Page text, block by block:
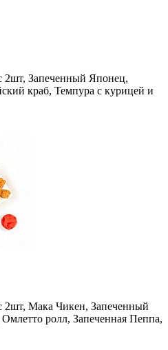
2шт, Запеченный Японец,
краб, Темпура с курицей и
2шт, Мака Чикен, Запеченный
ролл, Запеченная Пеппа,